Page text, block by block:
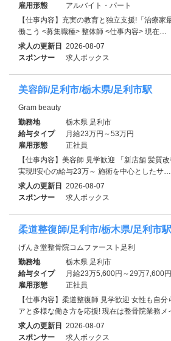
雇用形態
アルバイト・パート
【仕事内容】充実の教育と独立支援!「治療
働こう <募集職種> 整体師 <仕事内容> 現在…
求人の更新日 2026-08-07
スポンサー
求人ボックス
美容師/足利市/栃木県/足利市駅
Gram beauty
勤務地
栃木県 足利市
給与タイプ
月給23万円～53万円
雇用形態
正社員
【仕事内容】美容師 見学歓迎 「新店舗 髪質
実現!!安心の給与23万～ 施術を中心としたサ…
求人の更新日 2026-08-07
スポンサー
求人ボックス
柔道整復師/足利市/栃木県/足利市駅
げんき堂整骨院コムファースト足利
勤務地
栃木県 足利市
給与タイプ
月給23万5,600円～29万7,600円
雇用形態
正社員
【仕事内容】柔道整復師 見学歓迎 女性も自
アと多様な働き方を応援! 現在は整骨院業務メ
求人の更新日 2026-08-07
スポンサー
求人ボックス